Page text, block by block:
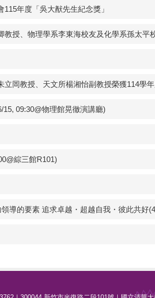
年度「吳大猷先生紀念獎」
授、物理學系李東海校友及化學系孫太平
岡教授、天文所楊湘怡副教授榮獲114學年
15, 09:30@物理館晃徹演講廳)
綜三館R101)
導的要素 追求卓越・超越自我・彼此共好